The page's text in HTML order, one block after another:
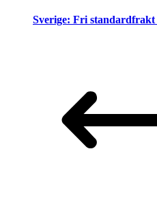
Sverige: Fri standardfrakt